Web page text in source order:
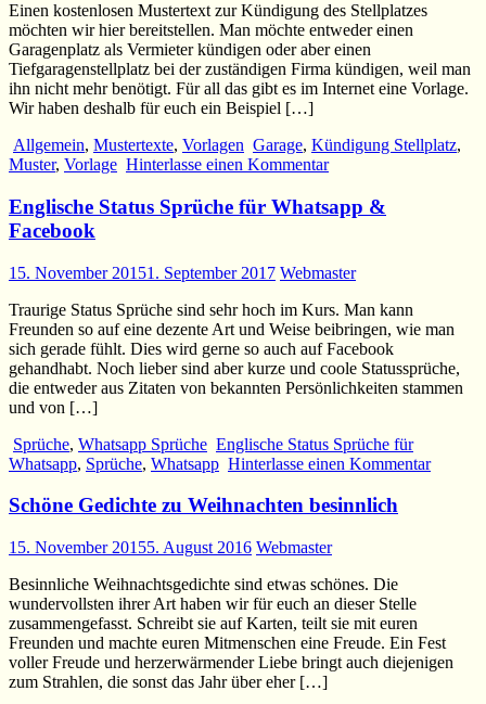
Einen kostenlosen Mustertext zur Kündigung des Stellplatzes
möchten wir hier bereitstellen. Man möchte entweder einen
Garagenplatz als Vermieter kündigen oder aber einen
Tiefgaragenstellplatz bei der zuständigen Firma kündigen, weil man
ihn nicht mehr benötigt. Für all das gibt es im Internet eine Vorlage.
Wir haben deshalb für euch ein Beispiel […]
Allgemein, Mustertexte, Vorlagen Garage, Kündigung Stellplatz,
Muster, Vorlage Hinterlasse einen Kommentar
Englische Status Sprüche für Whatsapp &
Facebook
15. November 20151. September 2017 Webmaster
Traurige Status Sprüche sind sehr hoch im Kurs. Man kann
Freunden so auf eine dezente Art und Weise beibringen, wie man
sich gerade fühlt. Dies wird gerne so auch auf Facebook
gehandhabt. Noch lieber sind aber kurze und coole Statussprüche,
die entweder aus Zitaten von bekannten Persönlichkeiten stammen
und von […]
Sprüche, Whatsapp Sprüche Englische Status Sprüche für
Whatsapp, Sprüche, Whatsapp Hinterlasse einen Kommentar
Schöne Gedichte zu Weihnachten besinnlich
15. November 20155. August 2016 Webmaster
Besinnliche Weihnachtsgedichte sind etwas schönes. Die
wundervollsten ihrer Art haben wir für euch an dieser Stelle
zusammengefasst. Schreibt sie auf Karten, teilt sie mit euren
Freunden und machte euren Mitmenschen eine Freude. Ein Fest
voller Freude und herzerwärmender Liebe bringt auch diejenigen
zum Strahlen, die sonst das Jahr über eher […]